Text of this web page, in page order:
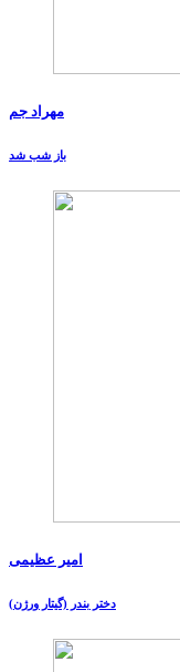
مهراد جم
باز شب شد
امیر عظیمی
دختر بندر (گیتار ورژن)